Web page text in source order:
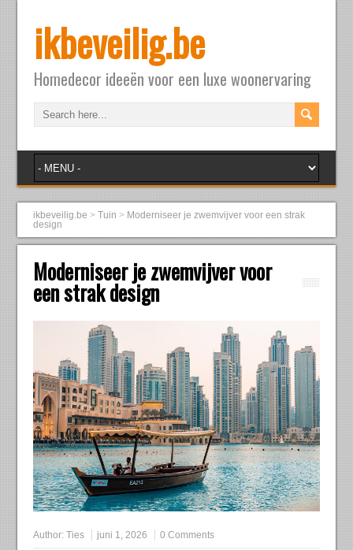
ikbeveilig.be
Homedecor ideeën voor een luxe woonervaring
ikbeveilig.be >Tuin > Moderniseer je zwemvijver voor een strak
design
Moderniseer je zwemvijver voor
een strak design
Author:Ties juni 1, 2026 0 Comments